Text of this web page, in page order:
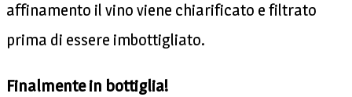
affinamento il vino viene chiarificato e filtrato
prima di essere imbottigliato.
Finalmente in bottiglia!